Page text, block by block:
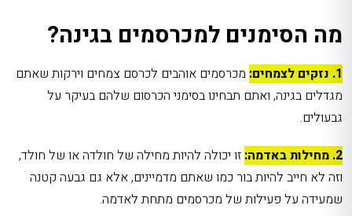
מה הסימנים למכרסמים בגינה?
1. נזקים לצמחים:
מכרסמים אוהבים לכרסם צמחים וירקות שאתם
מגדלים בגינה, ואתם תבחינו בסימני הכרסום שלהם בעיקר על
גבעולים.
2. מחילות באדמה:
זו יכולה להיות מחילה של חולדה או של חולד,
וזה לא חייב להיות בור כמו שאתם מדמיינים, אלא גם גבעה קטנה
שמעידה על פעילות של מכרסמים מתחת לאדמה.